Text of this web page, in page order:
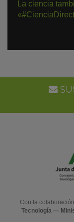
La ciencia
Con la
Tecnología —